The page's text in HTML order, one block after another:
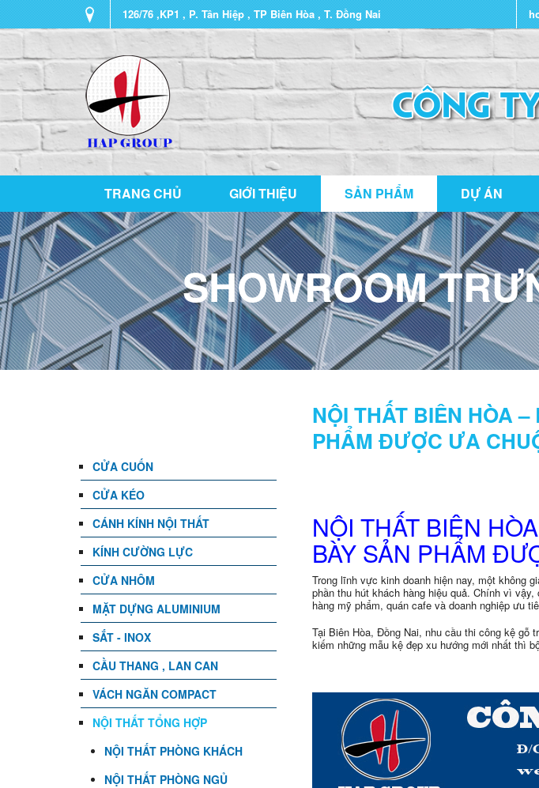
126/76 ,KP1 , P. Tân Hiệp , TP Biên Hòa , T. Đồng Nai
TRANG CHỦ GIỚI THIỆU SẢN PHẨM DỰ ÁN
SHOWROOM
NỘI THẤT BIÊN HÒA
PHẨM ĐƯỢC ƯA
NỘI THẤT BIÊN
BÀY SẢN PHẨM
Trong lĩnh vực kinh doanh hiện nay, một không
phần thu hút khách hàng hiệu quả. Chính vì
hàng mỹ phẩm, quán cafe và doanh nghiệp ưu
Tại Biên Hòa, Đồng Nai, nhu cầu thi công kệ gỗ
kiếm những mẫu kệ đẹp xu hướng mới nhất thì
CỬA CUỐN
CỬA KÉO
CÁNH KÍNH NỘI THẤT
KÍNH CƯỜNG LỰC
CỬA NHÔM
MẶT DỰNG ALUMINIUM
SẮT - INOX
CẦU THANG , LAN CAN
VÁCH NGĂN COMPACT
NỘI THẤT TỔNG HỢP
NỘI THẤT PHÒNG KHÁCH
NỘI THẤT PHÒNG NGỦ